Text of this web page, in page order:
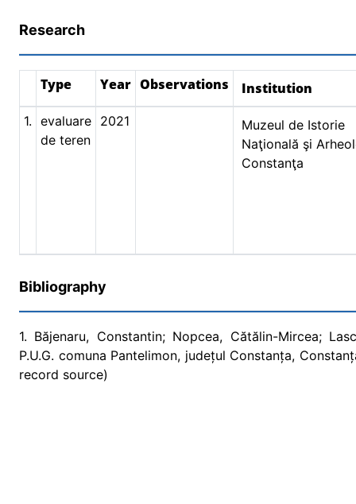
Research
Type Year Observations Institution
1. evaluare
de teren
2021
Muzeul de Istorie
Naţională şi
Constanţa
Bibliography
1. Băjenaru, Constantin; Nopcea, Cătălin-Mircea;
P.U.G. comuna Pantelimon, județul Constanța,
record source)